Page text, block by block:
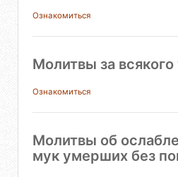
Ознакомиться
Молитвы за
Ознакомиться
Молитвы об
мук умерших без